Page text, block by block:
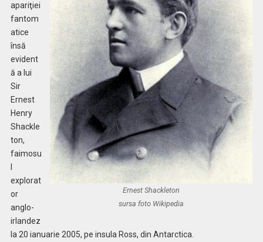
Ernest Shackleton
sursa foto Wikipedia
apariţiei
fantom
atice
însă
evident
ă a lui
Sir
Ernest
Henry
Shackle
ton,
faimosu
explorat
or
anglo-
irlandez
la 20 ianuarie 2005, pe insula Ross, din Antarctica.